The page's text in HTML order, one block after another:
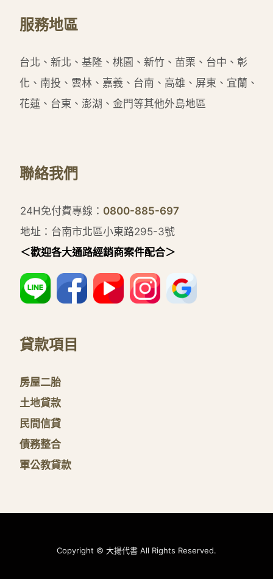
服務地區
台北、新北、基隆、桃園、新竹、苗栗、台中、彰
化、南投、雲林、嘉義、台南、高雄、屏東、宜蘭、
花蓮、台東、澎湖、金門等其他外島地區
聯絡我們
24H免付費專線： 0800-885-697
地址：台南市北區小東路295-3號
＜歡迎各大通路經銷商案件配合＞
貸款項目
房屋二胎
土地貸款
民間信貸
債務整合
軍公教貸款
Copyright © 大揚代書 All Rights Reserved.